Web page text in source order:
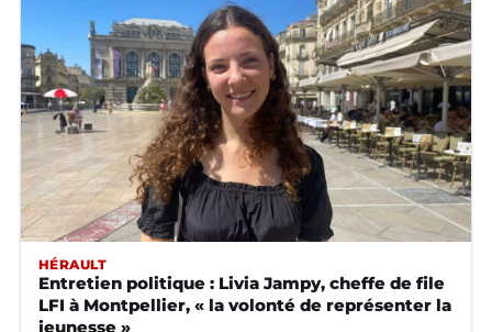
HÉRAULT
Entretien politique : Livia Jampy, cheffe de file
LFI à Montpellier, « la volonté de représenter la
jeunesse »